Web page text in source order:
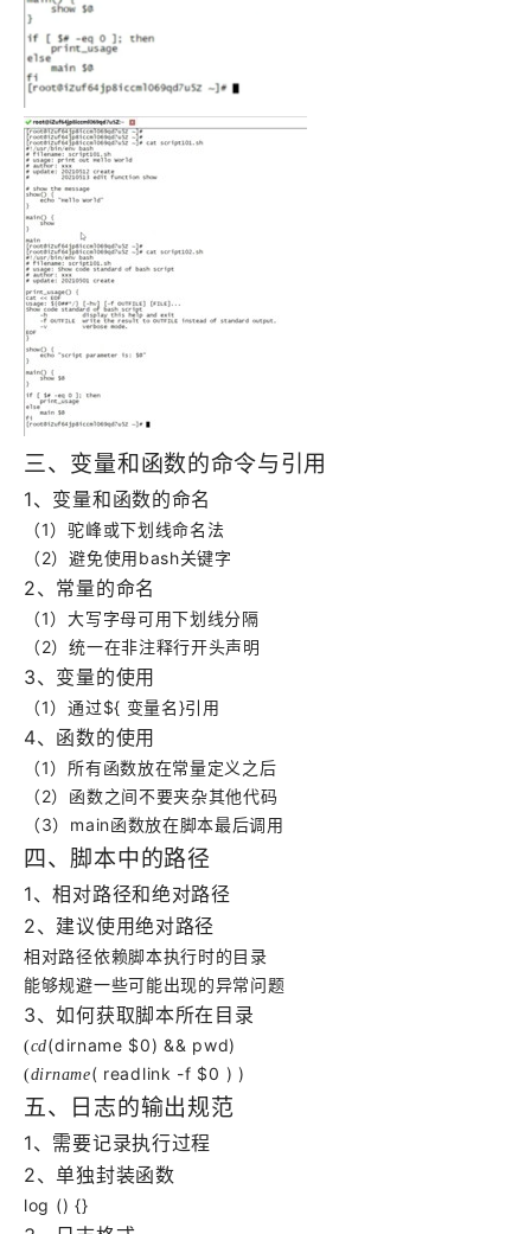
三、变量和函数的命令与引用
1、变量和函数的命名
（1）驼峰或下划线命名法
（2）避免使用bash关键字
2、常量的命名
（1）大写字母可用下划线分隔
（2）统一在非注释行开头声明
3、变量的使用
（1）通过${ 变量名}引用
4、函数的使用
（1）所有函数放在常量定义之后
（2）函数之间不要夹杂其他代码
（3）main函数放在脚本最后调用
四、脚本中的路径
1、相对路径和绝对路径
2、建议使用绝对路径
相对路径依赖脚本执行时的目录
能够规避一些可能出现的异常问题
3、如何获取脚本所在目录
(cd(dirname $0) && pwd)
(dirname( readlink -f $0 ) )
五、日志的输出规范
1、需要记录执行过程
2、单独封装函数
log () {}